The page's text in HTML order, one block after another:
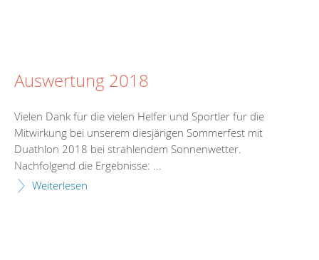
Auswertung 2018
Vielen Dank für die vielen Helfer und Sportler für die
Mitwirkung bei unserem diesjärigen Sommerfest mit
Duathlon 2018 bei strahlendem Sonnenwetter.
Nachfolgend die Ergebnisse: ...
Weiterlesen